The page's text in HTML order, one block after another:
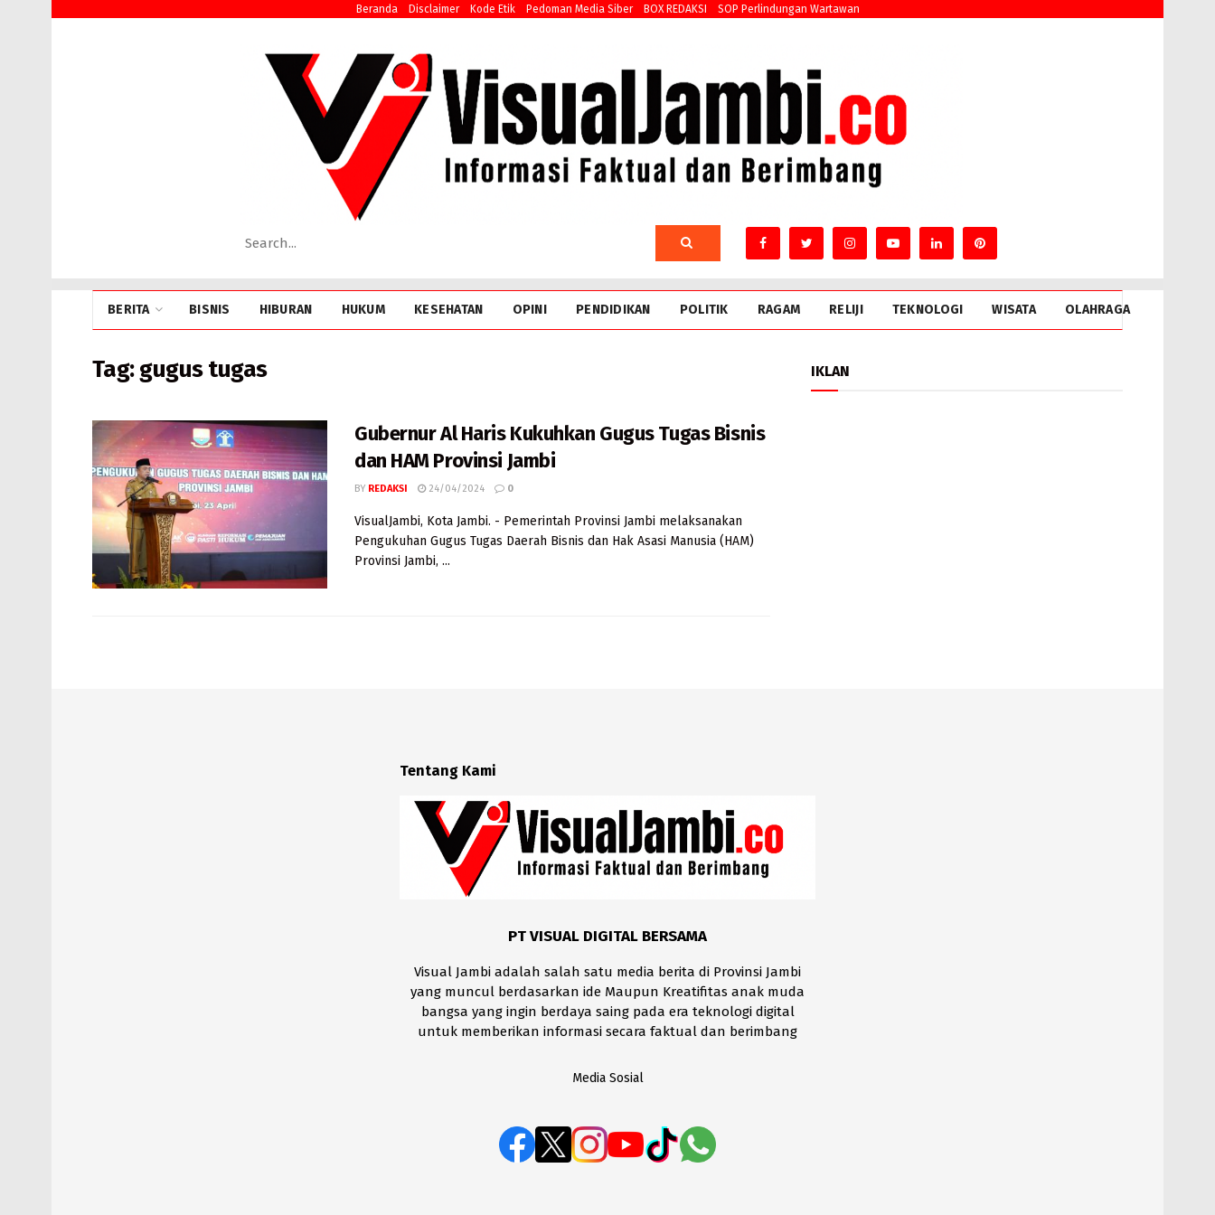
Beranda Disclaimer Kode Etik Pedoman Media Siber BOX REDAKSI SOP Perlindungan Wartawan
BERITA BISNIS HIBURAN HUKUM KESEHATAN OPINI PENDIDIKAN POLITIK RAGAM RELIJI TEKNOLOGI WISATA OLAHRAGA
Tag:gugus tugas
Gubernur Al Haris Kukuhkan Gugus Tugas Bisnis
dan HAM Provinsi Jambi
BY REDAKSI 24/04/2024 0
VisualJambi, Kota Jambi. - Pemerintah Provinsi Jambi melaksanakan
Pengukuhan Gugus Tugas Daerah Bisnis dan Hak Asasi Manusia (HAM)
Provinsi Jambi, ...
IKLAN
Tentang Kami
PT VISUAL DIGITAL BERSAMA
Visual Jambi adalah salah satu media berita di Provinsi Jambi
yang muncul berdasarkan ide Maupun Kreatifitas anak muda
bangsa yang ingin berdaya saing pada era teknologi digital
untuk memberikan informasi secara faktual dan berimbang
Media Sosial